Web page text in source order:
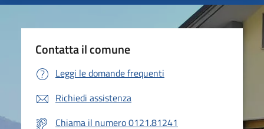
Contatta il comune
Leggi le domande frequenti
Richiedi assistenza
Chiama il numero 0121.81241